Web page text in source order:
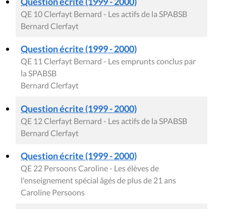
QE 10 Clerfayt Bernard - Les actifs de la SPABSB
Bernard Clerfayt
Question écrite (1999 - 2000)
QE 11 Clerfayt Bernard - Les emprunts conclus par
la SPABSB
Bernard Clerfayt
Question écrite (1999 - 2000)
QE 12 Clerfayt Bernard - Les actifs de la SPABSB
Bernard Clerfayt
Question écrite (1999 - 2000)
QE 22 Persoons Caroline - Les élèves de
l'enseignement spécial âgés de plus de 21 ans
Caroline Persoons